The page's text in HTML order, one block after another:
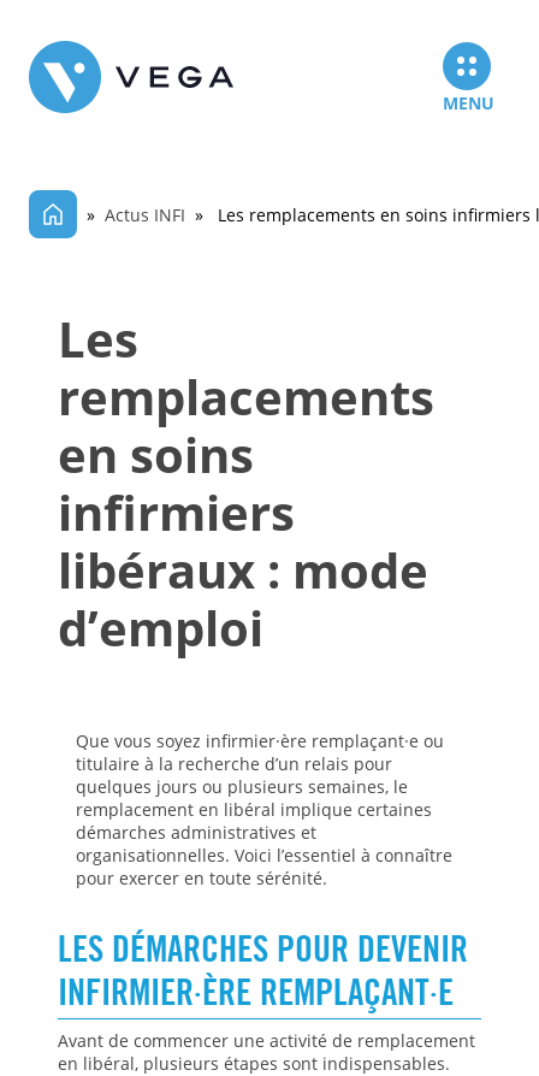
MENU
» Actus INFI » Les remplacements en soins infirmiers
Les
remplacements
en soins
infirmiers
libéraux : mode
d’emploi
Que vous soyez infirmier·ère remplaçant·e ou
titulaire à la recherche d’un relais pour
quelques jours ou plusieurs semaines, le
remplacement en libéral implique certaines
démarches administratives et
organisationnelles. Voici l’essentiel à connaître
pour exercer en toute sérénité.
LES DÉMARCHES POUR DEVENIR
INFIRMIER·ÈRE REMPLAÇANT·E
Avant de commencer une activité de remplacement
en libéral, plusieurs étapes sont indispensables.